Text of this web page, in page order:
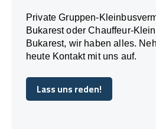
Private Gruppen-
Bukarest oder Chauffeur-
Bukarest, wir haben alles.
heute Kontakt mit uns auf.
Lass uns reden!
Lass uns reden!